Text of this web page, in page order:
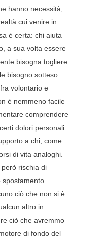
hanno necessità,
cui venire in
è certa: chi aiuta
a sua volta essere
bisogna togliere
bisogno sotteso.
volontario e
è nemmeno facile
comprendere
dolori personali
a chi, come
di vita analoghi.
però rischia di
spostamento
ciò che non si è
altro in
ciò che avremmo
di fondo del